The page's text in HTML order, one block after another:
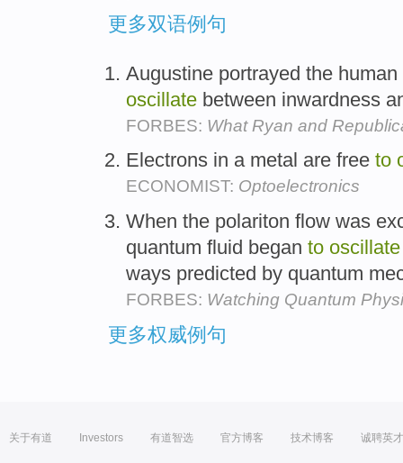
更多双语例句
Augustine portrayed the
oscillate between inwardness
FORBES: What Ryan and
Electrons in a metal are free to
ECONOMIST: Optoelectronics
When the polariton flow was
quantum fluid began to oscillate
ways predicted by quantum
FORBES: Watching Quantum
更多权威例句
关于有道 Investors 有道智选 官方博客 技术博客 诚聘英才